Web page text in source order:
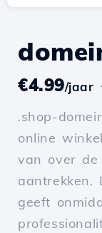
€4.99/jaar
.shop-
online
van over
aantrekken.
geeft